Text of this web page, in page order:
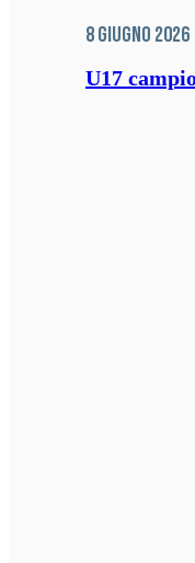
8 Giugno 2026
U17